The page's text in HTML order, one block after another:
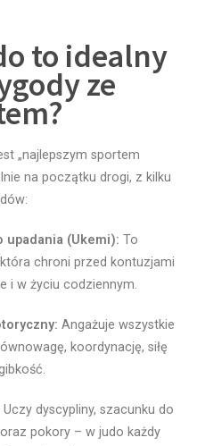
to idealny
ze
„najlepszym sportem
na początku drogi, z kilku
upadania (Ukemi): To
chroni przed kontuzjami
i w życiu codziennym.
Angażuje wszystkie
koordynację, siłę
Uczy dyscypliny, szacunku do
oraz pokory – w judo każdy